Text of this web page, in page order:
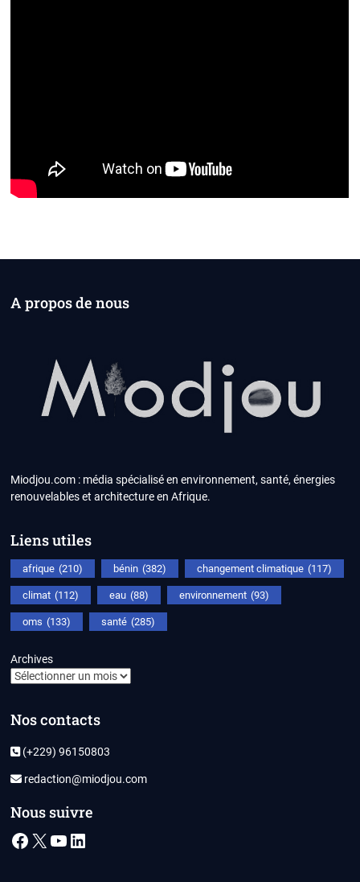
A propos de nous
Miodjou.com : média spécialisé en environnement, santé, énergies
renouvelables et architecture en Afrique.
Liens utiles
afrique (210) bénin (382) changement climatique (117)
climat (112) eau (88) environnement (93)
oms (133) santé (285)
Archives
Nos contacts
(+229) 96150803
redaction@miodjou.com
Nous suivre
Facebook
X YouTube
LinkedIn